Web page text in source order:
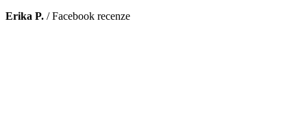
Erika P. /Facebook recenze